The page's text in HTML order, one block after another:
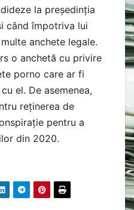
la președinția
când împotriva lui
anchete legale.
o anchetă cu privire
porno care ar fi
el. De asemenea,
reținerea de
pentru a
din 2020.